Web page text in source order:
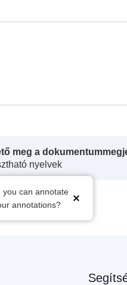
meg a
nyelvek
you can annotate
annotations?